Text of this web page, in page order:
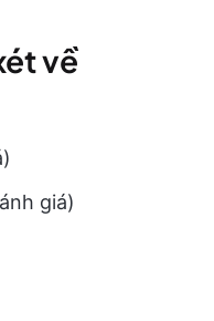
về
giá)